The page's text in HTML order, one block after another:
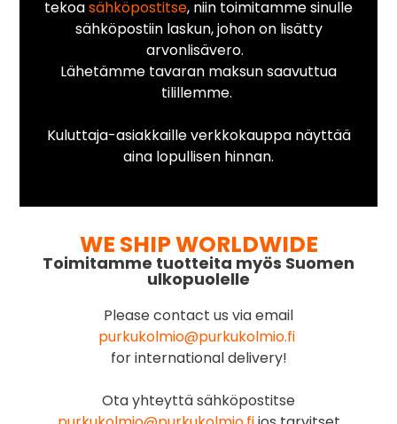
tekoasähköpostitse, niin toimitamme sinulle
sähköpostiin laskun, johon on lisätty
arvonlisävero.
Lähetämme tavaran maksun saavuttua
tilillemme.
Kuluttaja-asiakkaille verkkokauppa näyttää
aina lopullisen hinnan.
WE SHIP WORLDWIDE
Toimitamme tuotteita myös Suomen
ulkopuolelle
Please contact us via email
purkukolmio@purkukolmio.fi
for international delivery!
Ota yhteyttä sähköpostitse